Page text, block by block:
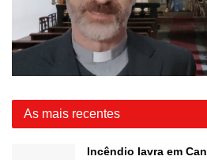
As mais recentes
Incêndio lavra em